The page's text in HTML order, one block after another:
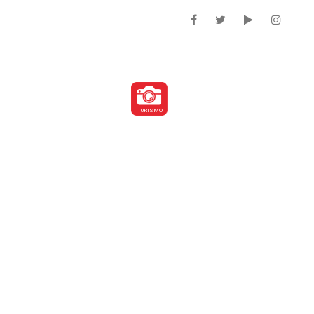
TURISMO